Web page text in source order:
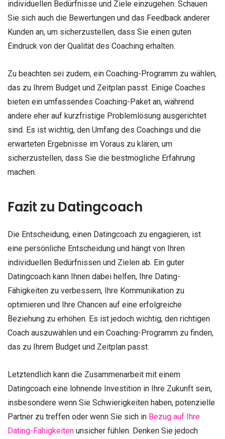
individuellen Bedürfnisse und Ziele einzugehen. Schauen
Sie sich auch die Bewertungen und das Feedback anderer
Kunden an, um sicherzustellen, dass Sie einen guten
Eindruck von der Qualität des Coaching erhalten.
Zu beachten sei zudem, ein Coaching-Programm zu wählen,
das zu Ihrem Budget und Zeitplan passt. Einige Coaches
bieten ein umfassendes Coaching-Paket an, während
andere eher auf kurzfristige Problemlösung ausgerichtet
sind. Es ist wichtig, den Umfang des Coachings und die
erwarteten Ergebnisse im Voraus zu klären, um
sicherzustellen, dass Sie die bestmögliche Erfahrung
machen.
Fazit zu Datingcoach
Die Entscheidung, einen Datingcoach zu engagieren, ist
eine persönliche Entscheidung und hängt von Ihren
individuellen Bedürfnissen und Zielen ab. Ein guter
Datingcoach kann Ihnen dabei helfen, Ihre Dating-
Fähigkeiten zu verbessern, Ihre Kommunikation zu
optimieren und Ihre Chancen auf eine erfolgreiche
Beziehung zu erhöhen. Es ist jedoch wichtig, den richtigen
Coach auszuwählen und ein Coaching-Programm zu finden,
das zu Ihrem Budget und Zeitplan passt.
Letztendlich kann die Zusammenarbeit mit einem
Datingcoach eine lohnende Investition in Ihre Zukunft sein,
insbesondere wenn Sie Schwierigkeiten haben, potenzielle
Partner zu treffen oder wenn Sie sich in Bezug auf Ihre
Dating-Fähigkeiten unsicher fühlen. Denken Sie jedoch